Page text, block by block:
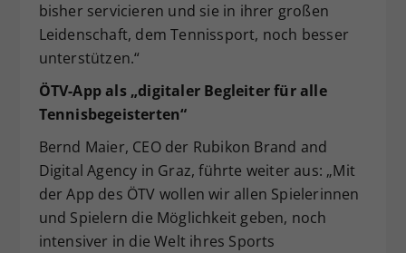
bisher servicieren und sie in ihrer großen
Leidenschaft, dem Tennissport, noch besser
unterstützen.“
ÖTV-App als „digitaler Begleiter für alle
Tennisbegeisterten“
Bernd Maier, CEO der Rubikon Brand and
Digital Agency in Graz, führte weiter aus: „Mit
der App des ÖTV wollen wir allen Spielerinnen
und Spielern die Möglichkeit geben, noch
intensiver in die Welt ihres Sports